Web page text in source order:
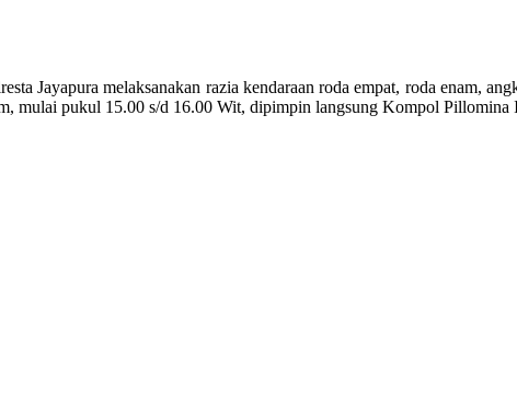
Jayapura melaksanakan razia kendaraan roda empat, roda enam,
mulai pukul 15.00 s/d 16.00 Wit, dipimpin langsung Kompol